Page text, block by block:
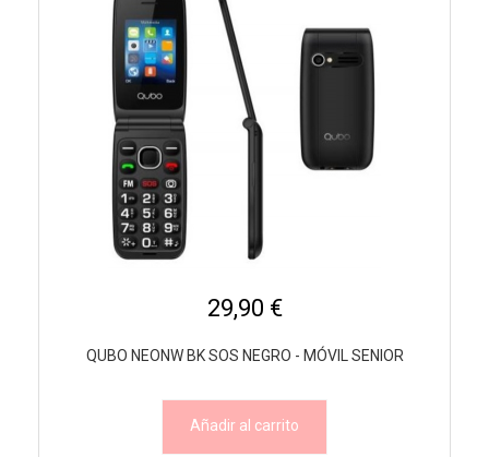
29,90 €
QUBO NEONW BK SOS NEGRO - MÓVIL SENIOR
Añadir al carrito